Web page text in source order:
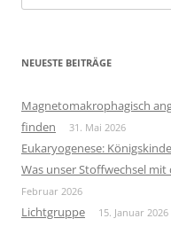
nach:
NEUESTE BEITRÄGE
Magnetomakrophagisch
finden
31. Mai 2026
Eukaryogenese:
Was unser Stoffwechsel
Februar 2026
Lichtgruppe 15. Januar 2026